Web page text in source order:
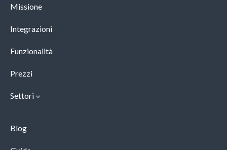
Missione
Integrazioni
Funzionalità
Prezzi
Settori
Blog